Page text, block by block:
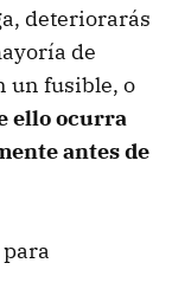
deteriorarás
de
un fusible, o
ello ocurra
antes de